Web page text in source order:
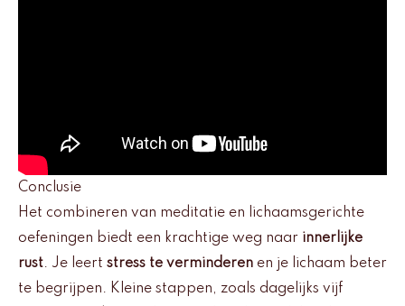
Conclusie
Het combineren van meditatie en lichaamsgerichte
oefeningen biedt een krachtige weg naar innerlijke
rust. Je leert stress te verminderen en je lichaam beter
te begrijpen. Kleine stappen, zoals dagelijks vijf